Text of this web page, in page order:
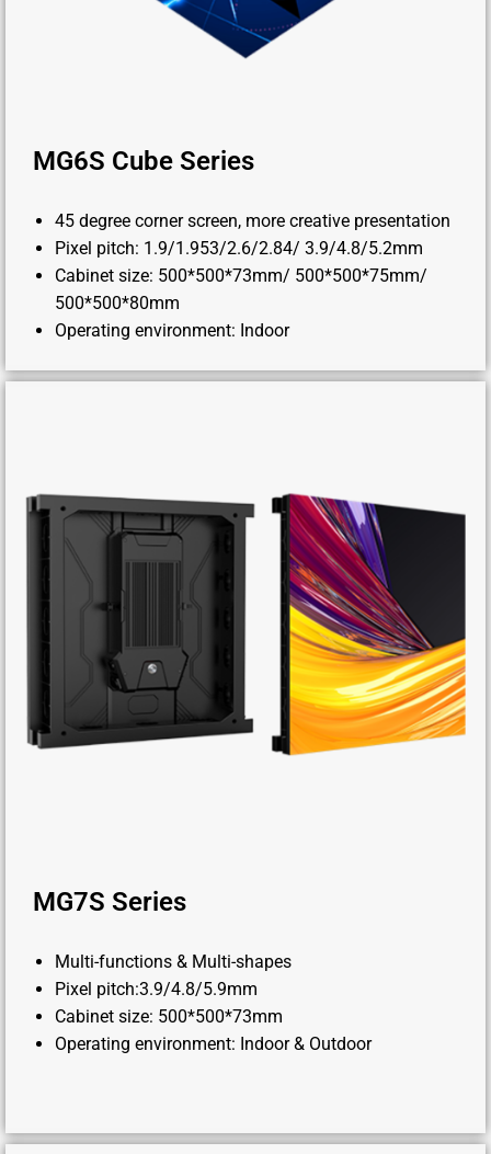
MG6S Cube Series
45 degree corner screen, more creative presentation
Pixel pitch: 1.9/1.953/2.6/2.84/ 3.9/4.8/5.2mm
Cabinet size: 500*500*73mm/ 500*500*75mm/
500*500*80mm
Operating environment: Indoor
MG7S Series
Multi-functions & Multi-shapes
Pixel pitch:3.9/4.8/5.9mm
Cabinet size: 500*500*73mm
Operating environment: Indoor & Outdoor